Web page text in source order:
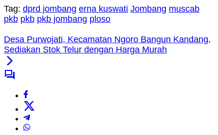
Tag: dprd jombang erna kuswati Jombang muscab
pkb pkb pkb jombang ploso
Desa Purwojati, Kecamatan Ngoro Bangun Kandang,
Sediakan Stok Telur dengan Harga Murah